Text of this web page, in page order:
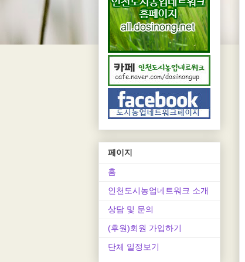
페이지
홈
인천도시농업네트워크 소개
상담 및 문의
(후원)회원 가입하기
단체 일정보기